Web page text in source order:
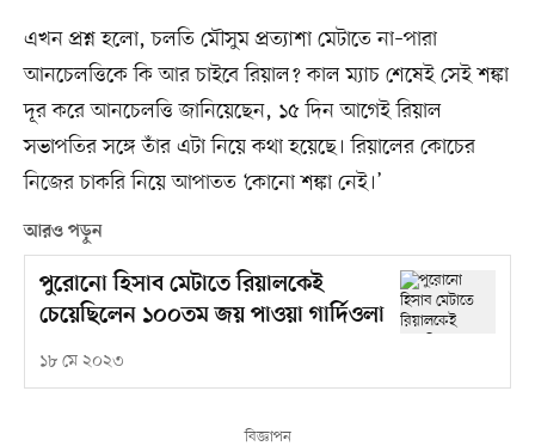
এখন প্রশ্ন হলো, চলতি মৌসুম প্রত্যাশা মেটাতে না–পারা
আনচেলত্তিকে কি আর চাইবে রিয়াল? কাল ম্যাচ শেষেই সেই শঙ্কা
দূর করে আনচেলত্তি জানিয়েছেন, ১৫ দিন আগেই রিয়াল
সভাপতির সঙ্গে তাঁর এটা নিয়ে কথা হয়েছে। রিয়ালের কোচের
নিজের চাকরি নিয়ে আপাতত ‘কোনো শঙ্কা নেই।’
আরও পড়ুন
পুরোনো হিসাব মেটাতে রিয়ালকেই
চেয়েছিলেন ১০০তম জয় পাওয়া গার্দিওলা
১৮ মে ২০২৩